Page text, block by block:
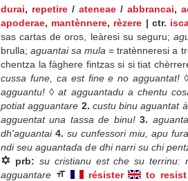
durai, repetire / ateneae / abbrancai,
apoderae, mantènnere, rèzere | ctr.
sas cartas de oros, leàresi su seguru;
brulla; aguantai sa mula= tratènneresi a
chentza la fàghere fintzas si si tiat
cussa fune, ca est fine e no agguantat!
agguantu! ◊ at agguantadu a chentu
potiat agguantare 2. custu binu aguantat
agguentat una tassa de binu! 3.
dh'aguantai 4. su cunfessori miu, apu
ndi seu aguantada de dhi narri su chi
prb: su cristianu est che su
agguantare
résister
to resist